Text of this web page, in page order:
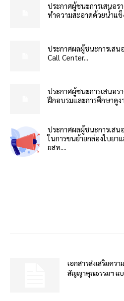
ประกาศผู้ชนะการเสนอร
ทำความสะอาดด้วยน้ำแข็
ประกาศผลผู้ชนะการเสน
Call Center...
ประกาศผู้ชนะการเสนอร
ฝึกอบรมและการศึกษาดู
ประกาศผลผู้ชนะการเส
ในการขนย้ายกล่องใบย
ยสท....
เอกสารส่งเสริมคว
สัญญาคุณธรรมฯ แบ